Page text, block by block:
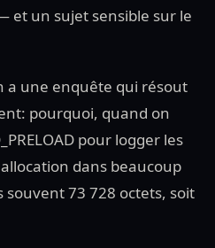
un sujet sensible sur le
a une enquête qui résout
pourquoi, quand on
pour logger les
dans beaucoup
73 728 octets, soit